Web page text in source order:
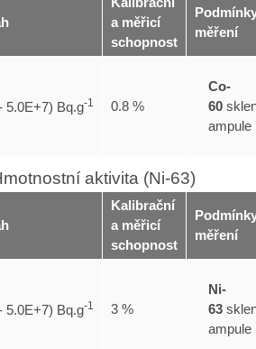
Kalibrační
a měřicí
schopnost
měření
5.0E+7) Bq.g-1 0.8 %
Co-
60
ampule
aktivita (Ni-63)
Kalibrační
a měřicí
schopnost
měření
5.0E+7) Bq.g-1 3 %
Ni-
63
ampule